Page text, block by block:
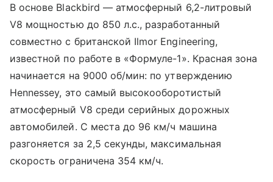
В основе Blackbird — атмосферный 6,2-литровый
V8 мощностью до 850 л.с., разработанный
совместно с британской Ilmor Engineering,
известной по работе в «Формуле-1». Красная зона
начинается на 9000 об/мин: по утверждению
Hennessey, это самый высокооборотистый
атмосферный V8 среди серийных дорожных
автомобилей. С места до 96 км/ч машина
разгоняется за 2,5 секунды, максимальная
скорость ограничена 354 км/ч.